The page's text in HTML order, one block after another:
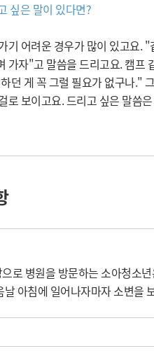
싶은 말이 있다면?
기 어려운 경우가 많이 있고요.
가자"고 말씀을 드리고요. 캠
던 게 꼭 그럴 필요가 없구나."
로 보이고요. 드리고 싶은 말씀
로 병원을 방문하는 소아청소
날 아침에 일어나자마자 소변을